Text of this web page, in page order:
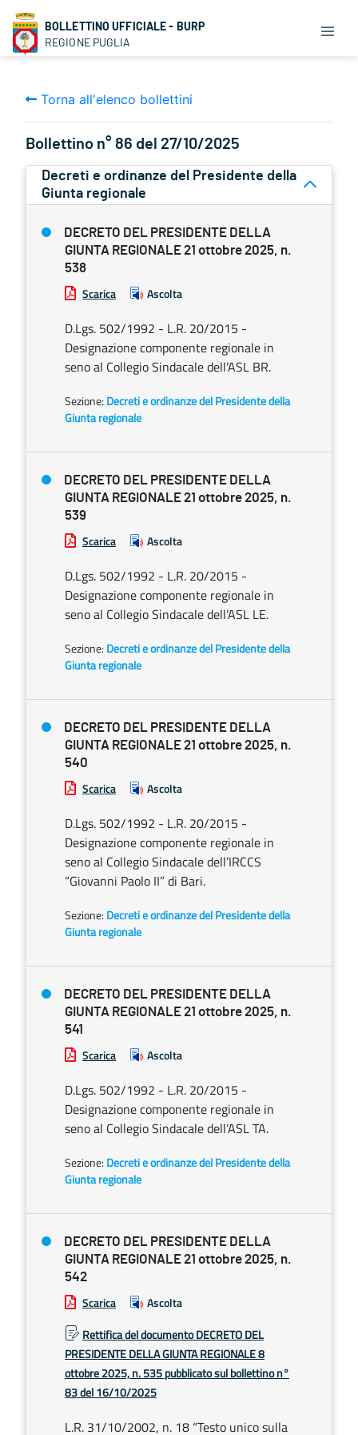
BOLLETTINO UFFICIALE - BURP
REGIONE PUGLIA
Torna all'elenco bollettini
Bollettino n° 86 del 27/10/2025
Decreti e ordinanze del Presidente della
Giunta regionale
DECRETO DEL PRESIDENTE DELLA
GIUNTA REGIONALE 21 ottobre 2025, n.
538
Scarica Ascolta
D.Lgs. 502/1992 - L.R. 20/2015 -
Designazione componente regionale in
seno al Collegio Sindacale dell’ASL BR.
Sezione: Decreti e ordinanze del Presidente della
Giunta regionale
DECRETO DEL PRESIDENTE DELLA
GIUNTA REGIONALE 21 ottobre 2025, n.
539
Scarica Ascolta
D.Lgs. 502/1992 - L.R. 20/2015 -
Designazione componente regionale in
seno al Collegio Sindacale dell’ASL LE.
Sezione: Decreti e ordinanze del Presidente della
Giunta regionale
DECRETO DEL PRESIDENTE DELLA
GIUNTA REGIONALE 21 ottobre 2025, n.
540
Scarica Ascolta
D.Lgs. 502/1992 - L.R. 20/2015 -
Designazione componente regionale in
seno al Collegio Sindacale dell’IRCCS
“Giovanni Paolo II” di Bari.
Sezione: Decreti e ordinanze del Presidente della
Giunta regionale
DECRETO DEL PRESIDENTE DELLA
GIUNTA REGIONALE 21 ottobre 2025, n.
541
Scarica Ascolta
D.Lgs. 502/1992 - L.R. 20/2015 -
Designazione componente regionale in
seno al Collegio Sindacale dell’ASL TA.
Sezione: Decreti e ordinanze del Presidente della
Giunta regionale
DECRETO DEL PRESIDENTE DELLA
GIUNTA REGIONALE 21 ottobre 2025, n.
542
Scarica
Ascolta
Rettifica del documento DECRETO DEL
PRESIDENTE DELLA GIUNTA REGIONALE 8
ottobre 2025, n. 535 pubblicato sul bollettino n°
83 del 16/10/2025
L.R. 31/10/2002, n. 18 “Testo unico sulla